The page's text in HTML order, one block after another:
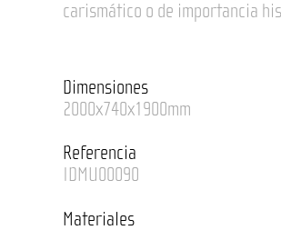
carismático o de importancia
Dimensiones
2000x740x1900mm
Referencia
IDMU00090
Materiales